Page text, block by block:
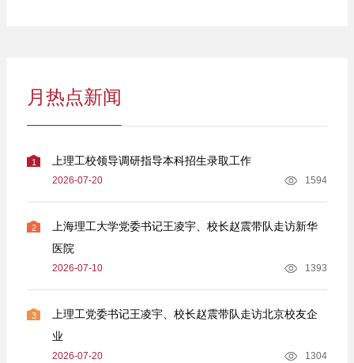
月热点新闻
1 上理工校领导调研指导本科招生录取工作
2026-07-20 1594
2
上海理工大学党委书记王凌宇、校长赵震带队走访新华
医院
2026-07-10 1393
3
上理工党委书记王凌宇、校长赵震带队走访北京校友企
业
2026-07-20 1304